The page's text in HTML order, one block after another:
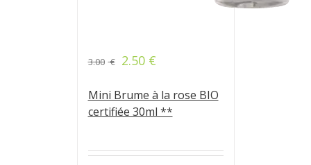
3.00 € 2.50 €
Mini Brume à la rose BIO
certifiée 30ml **